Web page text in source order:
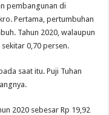
pembangunan di
Pertama, pertumbuhan
Tahun 2020, walaupun
0,70 persen.
saat itu. Puji Tuhan
2020 sebesar Rp 19,92